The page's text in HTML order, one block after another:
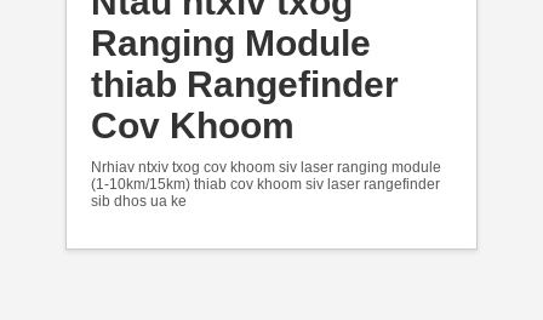
Ranging Module
thiab Rangefinder
Cov Khoom
Nrhiav ntxiv txog cov khoom siv laser ranging module
(1-10km/15km) thiab cov khoom siv laser rangefinder
sib dhos ua ke